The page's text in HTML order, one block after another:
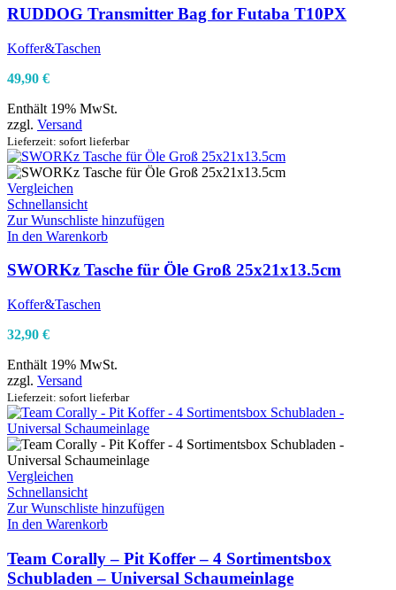
RUDDOG Transmitter Bag for Futaba T10PX
Koffer&Taschen
49,90 €
Enthält 19% MwSt.
zzgl. Versand
Lieferzeit: sofort lieferbar
Vergleichen
Schnellansicht
Zur Wunschliste hinzufügen
In den Warenkorb
SWORKz Tasche für Öle Groß 25x21x13.5cm
Koffer&Taschen
32,90 €
Enthält 19% MwSt.
zzgl. Versand
Lieferzeit: sofort lieferbar
Vergleichen
Schnellansicht
Zur Wunschliste hinzufügen
In den Warenkorb
Team Corally – Pit Koffer – 4 Sortimentsbox
Schubladen – Universal Schaumeinlage